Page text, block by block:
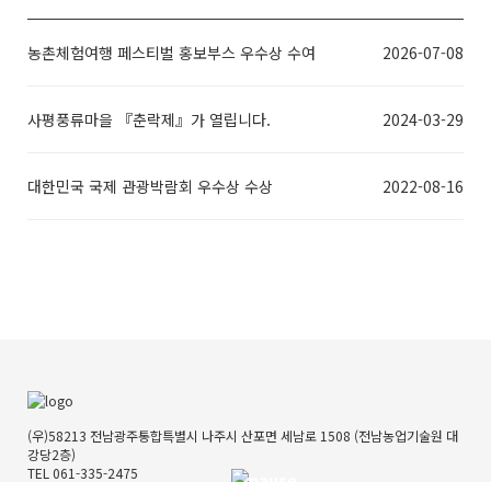
농촌체험여행 페스티벌 홍보부스 우수상 수여 2026-07-08
사평풍류마을 『춘락제』가 열립니다. 2024-03-29
대한민국 국제 관광박람회 우수상 수상 2022-08-16
(우)58213 전남광주통합특별시 나주시 산포면 세남로 1508 (전남농업기술원 대
강당2층)
TEL 061-335-2475